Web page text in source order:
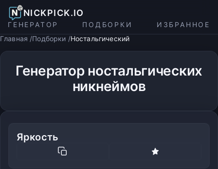
NICKPICK.IO
ГЕНЕРАТОР ПОДБОРКИ
ИЗБРАННОЕ
Главная
Подборки Ностальгический
Генератор ностальгических
никнеймов
Яркость